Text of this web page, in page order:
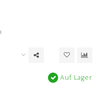
Auf Lager